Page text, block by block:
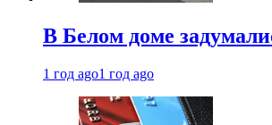
В Белом доме
1 год ago1 год ago